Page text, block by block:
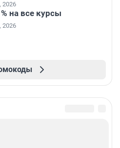
2026
на все курсы
2026